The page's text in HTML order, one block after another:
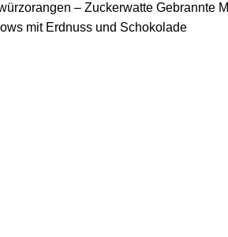
– Zuckerwatte Gebrannte
mit Erdnuss und Schokolade